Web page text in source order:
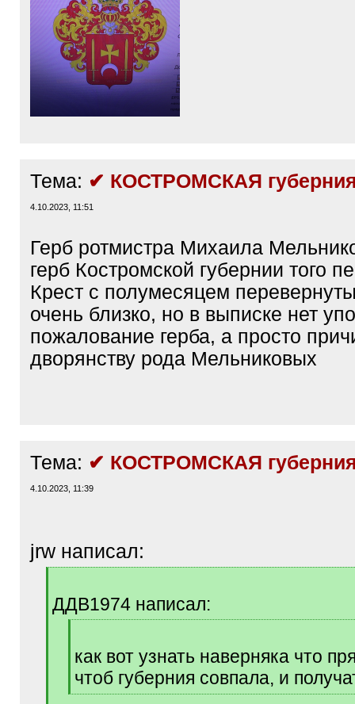
Тема: ✔ КОСТРОМСКАЯ
4.10.2023, 11:51
Герб ротмистра Михаила
герб Костромской губернии того
Крест с полумесяцем
очень близко, но в выписке нет
пожалование герба, а просто
дворянству рода Мельниковых
Тема: ✔ КОСТРОМСКАЯ
4.10.2023, 11:39
jrw написал:
]ДДВ1974 написал:
]
как вот узнать наверняка что
чтоб губерния совпала, и
[